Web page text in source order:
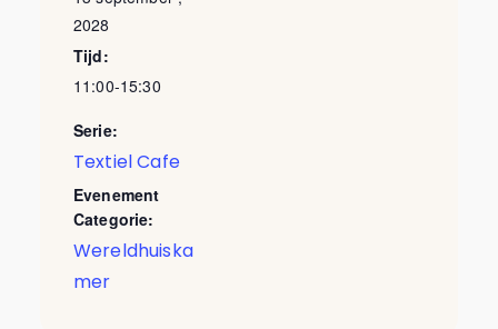
2028
Tijd:
11:00-15:30
Serie:
Textiel Cafe
Evenement
Categorie:
Wereldhuiska
mer